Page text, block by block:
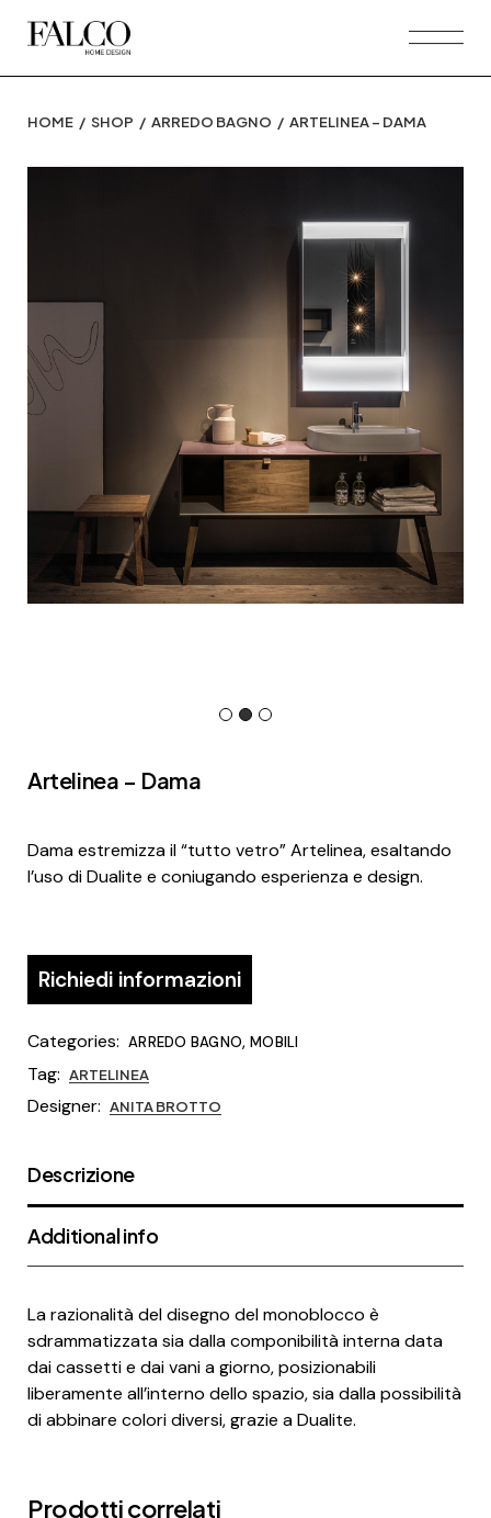
HOME SHOP ARREDO BAGNO ARTELINEA – DAMA
Artelinea – Dama
Dama estremizza il “tutto vetro” Artelinea, esaltando
l’uso di Dualite e coniugando esperienza e design.
Richiedi informazioni
Categories: ARREDO BAGNO,MOBILI
Tag: ARTELINEA
Designer: ANITA BROTTO
Descrizione
Additional info
La razionalità del disegno del monoblocco è
sdrammatizzata sia dalla componibilità interna data
dai cassetti e dai vani a giorno, posizionabili
liberamente all’interno dello spazio, sia dalla possibilità
di abbinare colori diversi, grazie a Dualite.
Prodotti correlati